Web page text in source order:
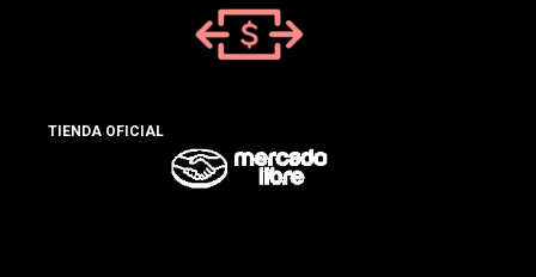
TIENDA OFICIAL